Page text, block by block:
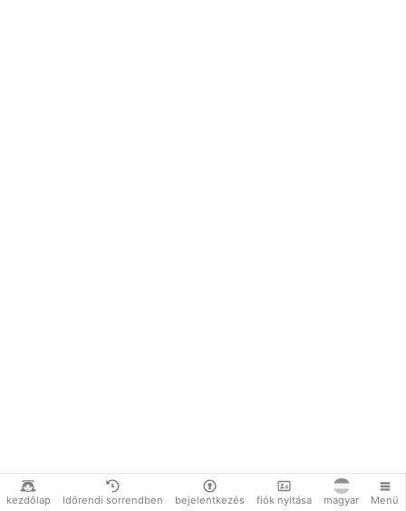
kezdőlap Időrendi sorrendben bejelentkezés fiók nyitása magyar Menü